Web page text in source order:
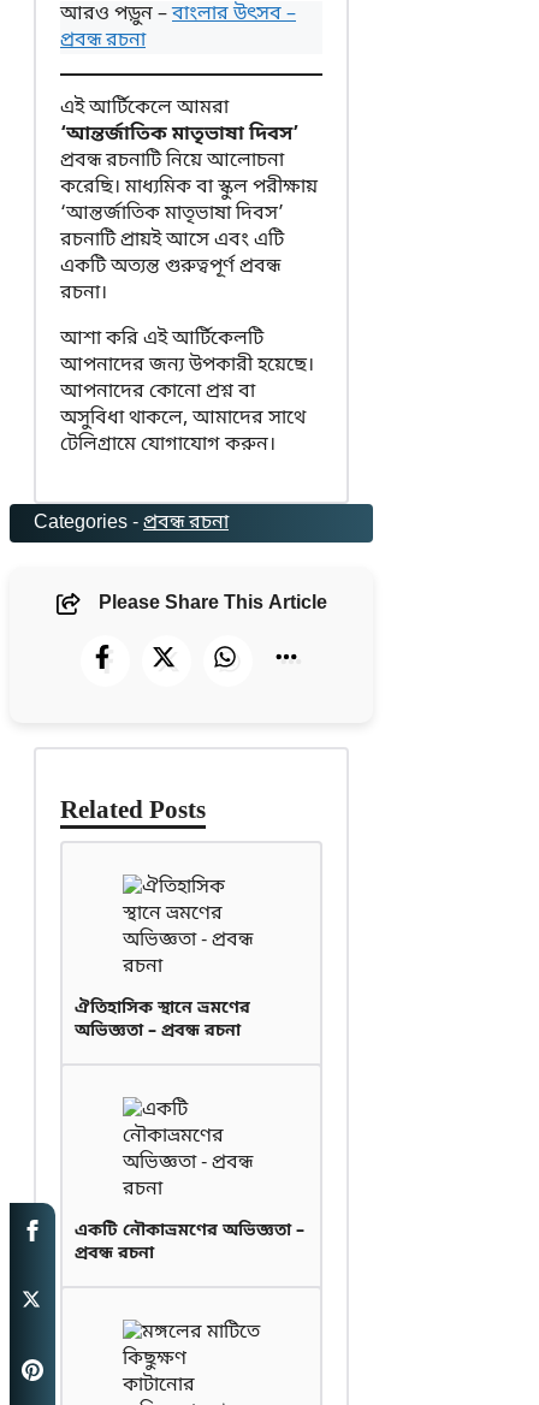
আরও পড়ুন –বাংলার উৎসব –
প্রবন্ধ রচনা
এই আর্টিকেলে আমরা
‘আন্তর্জাতিক মাতৃভাষা দিবস’
প্রবন্ধ রচনাটি নিয়ে আলোচনা
করেছি। মাধ্যমিক বা স্কুল পরীক্ষায়
‘আন্তর্জাতিক মাতৃভাষা দিবস’
রচনাটি প্রায়ই আসে এবং এটি
একটি অত্যন্ত গুরুত্বপূর্ণ প্রবন্ধ
রচনা।
আশা করি এই আর্টিকেলটি
আপনাদের জন্য উপকারী হয়েছে।
আপনাদের কোনো প্রশ্ন বা
অসুবিধা থাকলে, আমাদের সাথে
টেলিগ্রামে যোগাযোগ করুন।
Categories -প্রবন্ধ রচনা
Please Share This Article
Related Posts
ঐতিহাসিক স্থানে ভ্রমণের
অভিজ্ঞতা – প্রবন্ধ রচনা
একটি নৌকাভ্রমণের অভিজ্ঞতা –
প্রবন্ধ রচনা